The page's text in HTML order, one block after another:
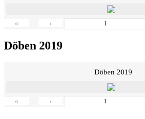
« ‹
Döben 2019
Döben 2019
« ‹